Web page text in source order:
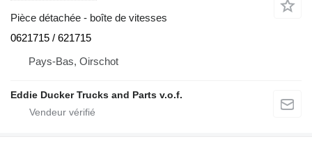
Pièce détachée - boîte de vitesses
0621715 / 621715
Pays-Bas, Oirschot
Eddie Ducker Trucks and Parts v.o.f.